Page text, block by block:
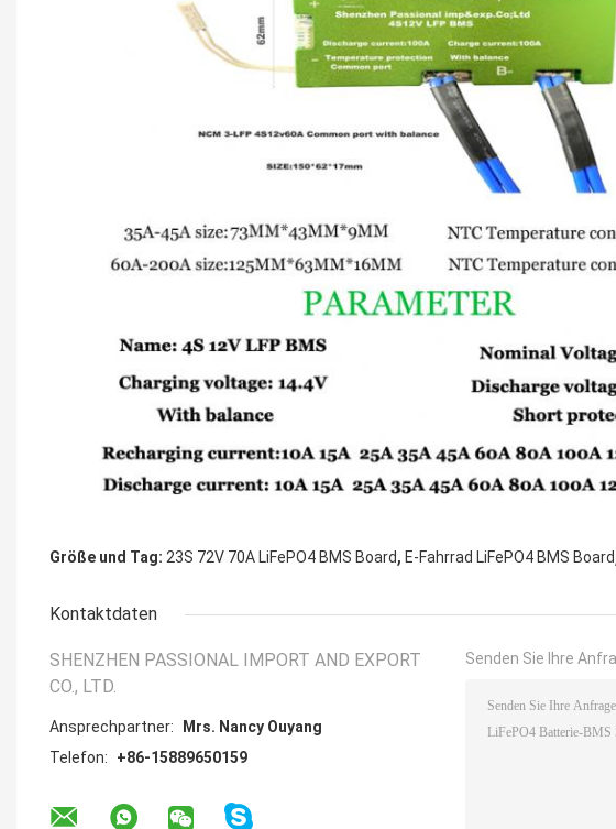
Größe und Tag: 23S 72V 70A LiFePO4 BMS Board, E-Fahrrad LiFePO4 BMS Board
Kontaktdaten
SHENZHEN PASSIONAL IMPORT AND EXPORT
CO., LTD.
Ansprechpartner:
Mrs. Nancy Ouyang
Telefon:
+86-15889650159
Senden Sie Ihre